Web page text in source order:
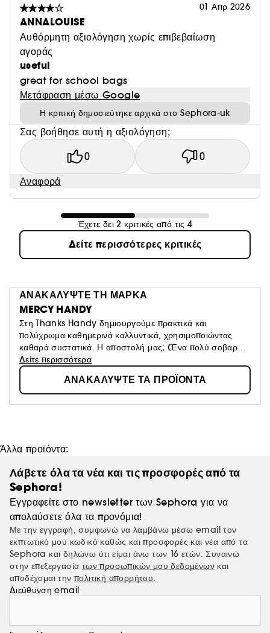
01 Απρ 2026
ANNALOUISE
Αυθόρμητη αξιολόγηση χωρίς επιβεβαίωση
αγοράς
useful
great for school bags
Μετάφραση μέσω Google
Η κριτική δημοσιεύτηκε αρχικά στο Sephora-uk
Σας βοήθησε αυτή η αξιολόγηση;
0 0
Αναφορά
Έχετε δει 2 κριτικές από τις 4
Δείτε περισσότερες κριτικές
ΑΝΑΚΑΛΥΨΤΕ ΤΗ ΜΑΡΚΑ
MERCY HANDY
Στη Thanks Handy δημιουργούμε πρακτικά και
πολύχρωμα καθημερινά καλλυντικά, χρησιμοποιώντας
καθαρά συστατικά. Η αποστολή μας; (Ένα πολύ σοβαρό
θέμα για εμάς) Φανταστείτε αυτόν τον πολύχρωμο μικρό
παράλληλο κόσμο που εισχωρεί στην καθημερινή σας ζωή
και μένει κοντά σας, φέρνοντας χρώμα εκεί που δεν το
περιμένετε και κάνοντας το συνηθισμένο εξαιρετικό. (Μας
αρέσει επίσης να κάνουμε αστεία.)
Δείτε περισσότερα
ΑΝΑΚΑΛΥΨΤΕ ΤΑ ΠΡΟΪΟΝΤΑ
Άλλα προϊόντα:
Λάβετε όλα τα νέα και τις προσφορές από τα
Sephora!
Εγγραφείτε στο newsletter των Sephora για να
απολαύσετε όλα τα προνόμια!
Με την εγγραφή, συμφωνώ να λαμβάνω μέσω email τον
εκπτωτικό μου κωδικό καθώς και προσφορές και νέα από τα
Sephora και δηλώνω ότι είμαι άνω των 16 ετών. Συναινώ
στην επεξεργασία των προσωπικών μου δεδομένων και
αποδέχομαι την πολιτική απορρήτου.
Διεύθυνση email